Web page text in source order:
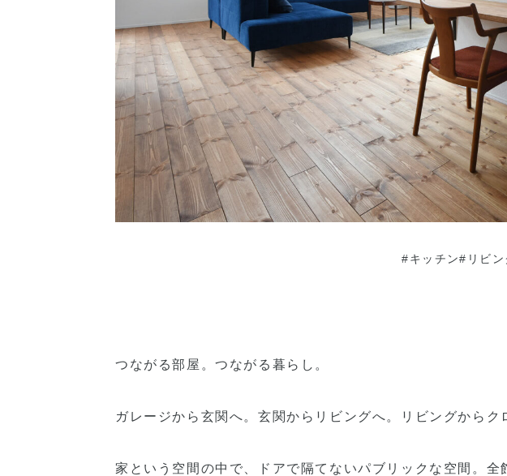
#キッチン#リビン
つながる部屋。つながる暮らし。
ガレージから玄関へ。玄関からリビングへ。リビングから
家という空間の中で、ドアで隔てないパブリックな空間。